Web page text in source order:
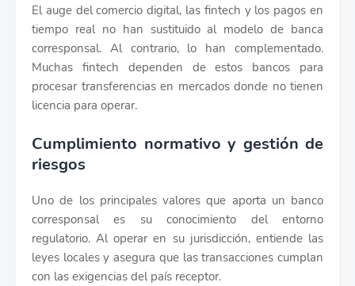
El auge del comercio digital, las fintech y los pagos en
tiempo real no han sustituido al modelo de banca
corresponsal. Al contrario, lo han complementado.
Muchas fintech dependen de estos bancos para
procesar transferencias en mercados donde no tienen
licencia para operar.
Cumplimiento normativo y gestión de
riesgos
Uno de los principales valores que aporta un banco
corresponsal es su conocimiento del entorno
regulatorio. Al operar en su jurisdicción, entiende las
leyes locales y asegura que las transacciones cumplan
con las exigencias del país receptor.